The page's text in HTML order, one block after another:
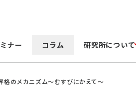
ナー コラム 研究所について
格のメカニズム～むすびにかえて～